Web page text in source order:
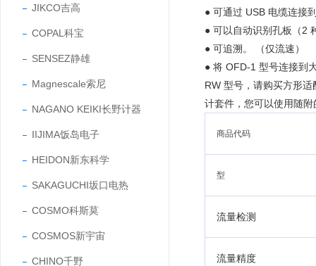
JIKCO吉高
COPAL科宝
SENSEZ静雄
Magnescale索尼
NAGANO KEIKI长野计器
IIJIMA饭岛电子
HEIDON新东科学
SAKAGUCHI坂口电热
COSMO科斯莫
COSMOS新宇宙
CHINO千野
● 可通过 USB 电缆连接
● 可以自动识别孔板（2
● 可追溯。 （仅流速）
● 将 OFD-1 型号连接到
RW 型号，请购买方形
计套件，您可以使用随
商品代码
型
流量检测
流量精度